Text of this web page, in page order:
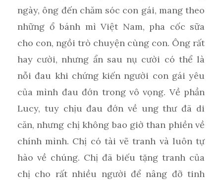
ngày, ông đến chăm sóc con gái, mang theo
những ổ bánh mì Việt Nam, pha cốc sữa
cho con, ngồi trò chuyện cùng con. Ông rất
hay cười, nhưng ẩn sau nụ cười có thể là
nỗi đau khi chứng kiến người con gái yêu
của mình đau đớn trong vô vọng. Về phần
Lucy, tuy chịu đau đớn về ung thư đã di
căn, nhưng chị không bao giờ than phiền về
chính mình. Chị có tài vẽ tranh và luôn tự
hào về chúng. Chị đã biếu tặng tranh của
chị cho rất nhiều người để nâng đỡ tinh